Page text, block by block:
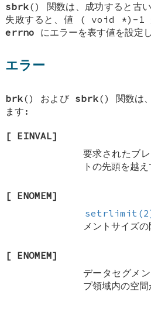
sbrk() 関数は、成功すると古い
失敗すると、値 ( void *)-1
errno にエラーを表す値を設定し
エラー
brk() および sbrk() 関数は、
ます:
[ EINVAL]
要求されたブ
トの先頭を越え
[ ENOMEM]
メントサイズの
[ ENOMEM]
データセグメ
プ領域内の空間